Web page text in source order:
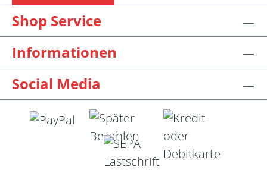
Shop Service
Informationen
Social Media